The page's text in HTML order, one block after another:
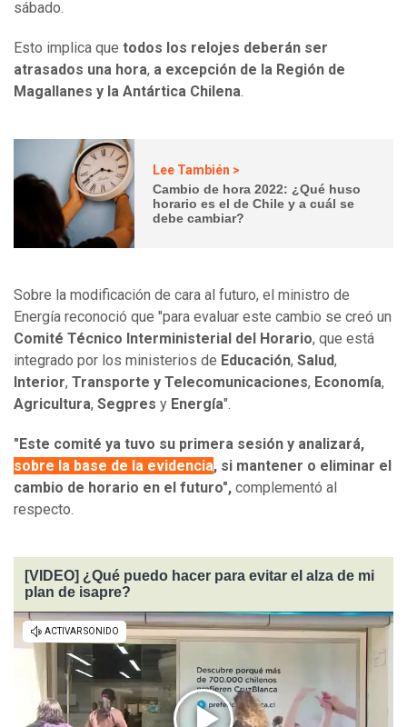
sábado.
Esto implica que todos los relojes deberán ser
atrasados una hora, a excepción de la Región de
Magallanes y la Antártica Chilena.
Lee También >
Cambio de hora 2022: ¿Qué huso
horario es el de Chile y a cuál se
debe cambiar?
Sobre la modificación de cara al futuro, el ministro de
Energía reconoció que "para evaluar este cambio se creó un
Comité Técnico Interministerial del Horario, que está
integrado por los ministerios de Educación, Salud,
Interior, Transporte y Telecomunicaciones, Economía,
Agricultura, Segpres y Energía".
"Este comité ya tuvo su primera sesión y analizará,
sobre la base de la evidencia, si mantener o eliminar el
cambio de horario en el futuro", complementó al
respecto.
[VIDEO] ¿Qué puedo hacer para evitar el alza de mi
plan de isapre?